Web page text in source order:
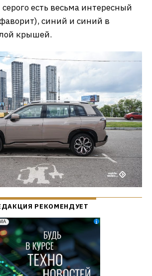
серого есть весьма интересный
синий и синий в
крышей.